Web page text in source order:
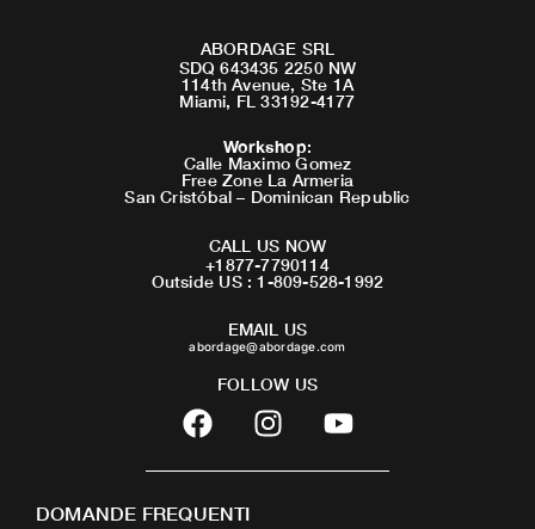
ABORDAGE SRL
SDQ 643435 2250 NW
114th Avenue, Ste 1A
Miami, FL 33192-4177
Workshop:
Calle Maximo Gomez
Free Zone La Armeria
San Cristóbal – Dominican Republic
CALL US NOW
+1877-7790114
Outside US : 1-809-528-1992
EMAIL US
abordage@abordage.com
FOLLOW US
F
a
c
I
n
s
Y
o
u
DOMANDE FREQUENTI